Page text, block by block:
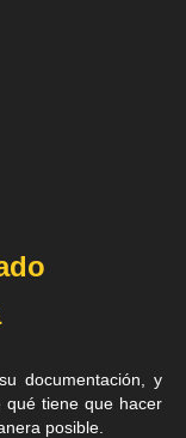
documentación, y
qué tiene que hacer
posible.